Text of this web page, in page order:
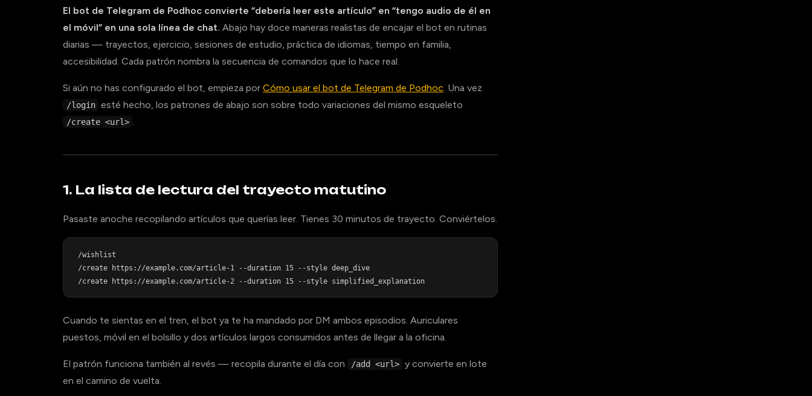
El bot de Telegram de Podhoc convierte “debería leer este artículo” en “tengo audio de él en
el móvil” en una sola línea de chat. Abajo hay doce maneras realistas de encajar el bot en rutinas
diarias — trayectos, ejercicio, sesiones de estudio, práctica de idiomas, tiempo en familia,
accesibilidad. Cada patrón nombra la secuencia de comandos que lo hace real.
Si aún no has configurado el bot, empieza por Cómo usar el bot de Telegram de Podhoc. Una vez
/login esté hecho, los patrones de abajo son sobre todo variaciones del mismo esqueleto
/create <url> .
1. La lista de lectura del trayecto matutino
Pasaste anoche recopilando artículos que querías leer. Tienes 30 minutos de trayecto. Conviértelos.
/wishlist
/create https://example.com/article-1 --duration 15 --style deep_dive
Cuando te sientas en el tren, el bot ya te ha mandado por DM ambos episodios. Auriculares
puestos, móvil en el bolsillo y dos artículos largos consumidos antes de llegar a la oficina.
El patrón funciona también al revés — recopila durante el día con /add <url> y convierte en lote
en el camino de vuelta.